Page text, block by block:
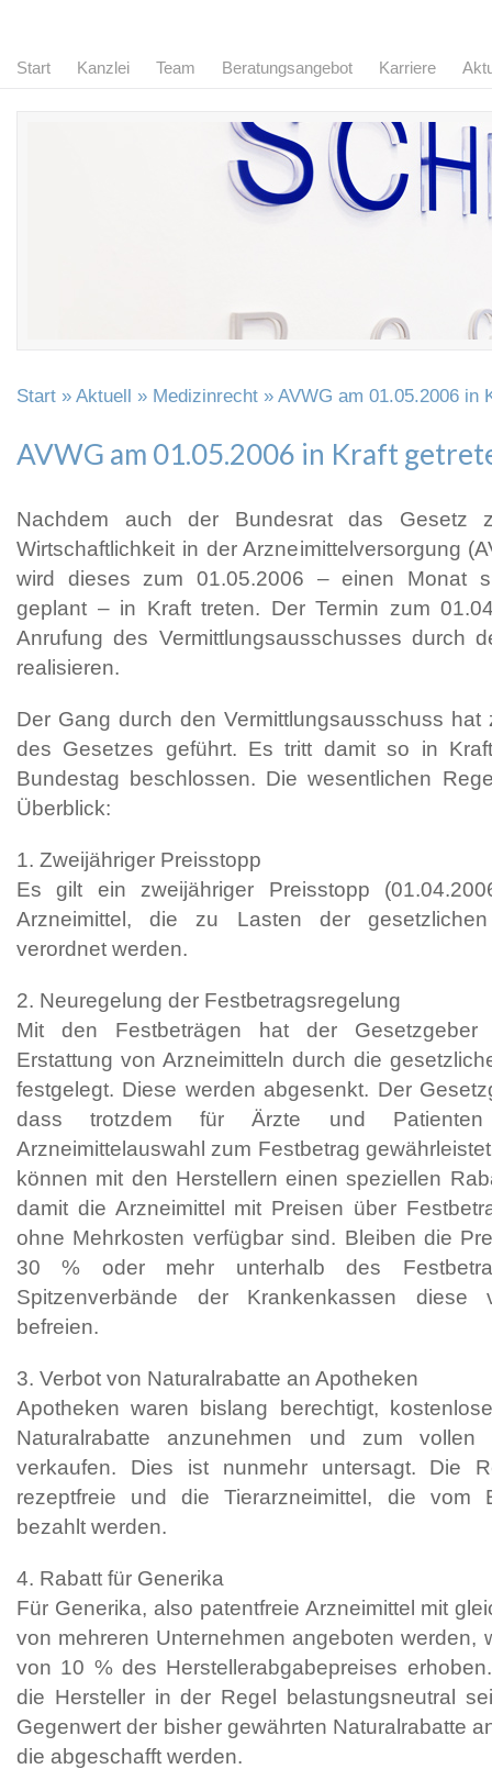
Start Kanzlei Team Beratungsangebot Karriere
Start » Aktuell » Medizinrecht » AVWG am 01.05.2006 in
AVWG am 01.05.2006 in Kraft
Nachdem auch der Bundesrat das Gesetz
Wirtschaftlichkeit in der Arzneimittelversorgung
wird dieses zum 01.05.2006 – einen Monat
geplant – in Kraft treten. Der Termin zum
Anrufung des Vermittlungsausschusses durch
realisieren.
Der Gang durch den Vermittlungsausschuss
des Gesetzes geführt. Es tritt damit so in
Bundestag beschlossen. Die wesentlichen
Überblick:
1. Zweijähriger Preisstopp
Es gilt ein zweijähriger Preisstopp
Arzneimittel, die zu Lasten der gesetzlichen
verordnet werden.
2. Neuregelung der Festbetragsregelung
Mit den Festbeträgen hat der Gesetzgeber
Erstattung von Arzneimitteln durch die
festgelegt. Diese werden abgesenkt. Der
dass trotzdem für Ärzte und Patienten
Arzneimittelauswahl zum Festbetrag
können mit den Herstellern einen speziellen
damit die Arzneimittel mit Preisen über
ohne Mehrkosten verfügbar sind. Bleiben die
30 % oder mehr unterhalb des
Spitzenverbände der Krankenkassen diese
befreien.
3. Verbot von Naturalrabatte an Apotheken
Apotheken waren bislang berechtigt,
Naturalrabatte anzunehmen und zum
verkaufen. Dies ist nunmehr untersagt. Die
rezeptfreie und die Tierarzneimittel, die vom
bezahlt werden.
4. Rabatt für Generika
Für Generika, also patentfreie Arzneimittel mit
von mehreren Unternehmen angeboten werden,
von 10 % des Herstellerabgabepreises
die Hersteller in der Regel belastungsneutral
Gegenwert der bisher gewährten Naturalrabatte
die abgeschafft werden.